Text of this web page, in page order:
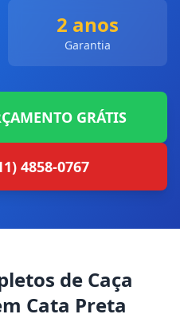
2 anos
Garantia
GRÁTIS
4858-0767
de Caça
Cata Preta